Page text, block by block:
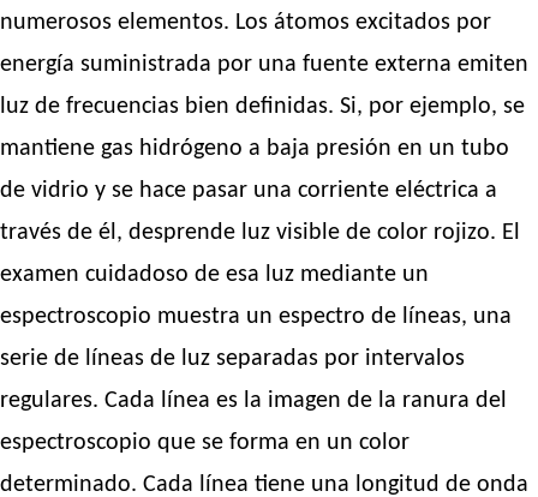
numerosos elementos. Los átomos excitados por
energía suministrada por una fuente externa emiten
luz de frecuencias bien definidas. Si, por ejemplo, se
mantiene gas hidrógeno a baja presión en un tubo
de vidrio y se hace pasar una corriente eléctrica a
través de él, desprende luz visible de color rojizo. El
examen cuidadoso de esa luz mediante un
espectroscopio muestra un espectro de líneas, una
serie de líneas de luz separadas por intervalos
regulares. Cada línea es la imagen de la ranura del
espectroscopio que se forma en un color
determinado. Cada línea tiene una longitud de onda